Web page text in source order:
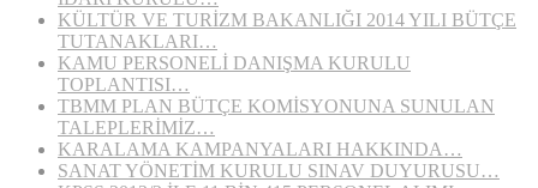
KÜLTÜR VE TURİZM BAKANLIĞI 2014 YILI BÜTÇE
TUTANAKLARI…
KAMU PERSONELİ DANIŞMA KURULU
TOPLANTISI…
TBMM PLAN BÜTÇE KOMİSYONUNA SUNULAN
TALEPLERİMİZ…
KARALAMA KAMPANYALARI HAKKINDA…
SANAT YÖNETİM KURULU SINAV DUYURUSU…